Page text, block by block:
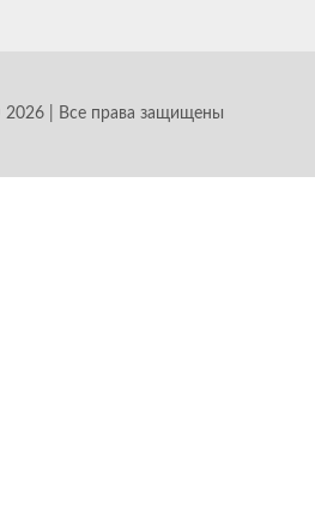
2026 | Все права защищены